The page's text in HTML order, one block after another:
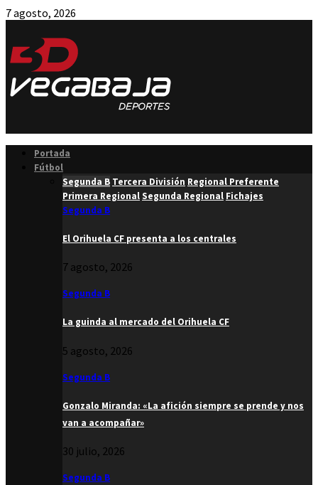
7 agosto, 2026
Portada
Fútbol
Segunda B Tercera División Regional Preferente
Primera RegionalSegunda Regional Fichajes
Segunda B
El Orihuela CF presenta a los centrales
7 agosto, 2026
Segunda B
La guinda al mercado del Orihuela CF
5 agosto, 2026
Segunda B
Gonzalo Miranda: «La afición siempre se prende y nos
van a acompañar»
30 julio, 2026
Segunda B